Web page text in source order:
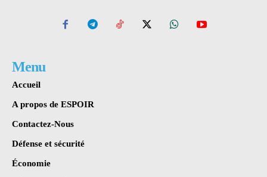
Menu
Accueil
A propos de ESPOIR
Contactez-Nous
Défense et sécurité
Économie